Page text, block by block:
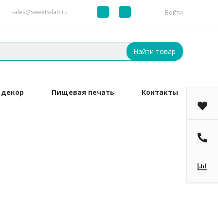
sales@sweets-lab.ru Войти
Найти товар
Пищевая печать Контакты